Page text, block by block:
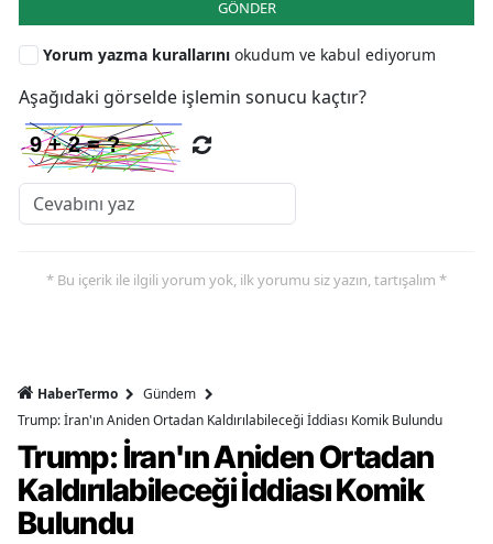
GÖNDER
Yorum yazma kurallarını okudum ve kabul ediyorum
Aşağıdaki görselde işlemin sonucu kaçtır?
* Bu içerik ile ilgili yorum yok, ilk yorumu siz yazın, tartışalım *
HaberTermo
Gündem
Trump: İran'ın Aniden Ortadan Kaldırılabileceği İddiası Komik Bulundu
Trump: İran'ın Aniden Ortadan
Kaldırılabileceği İddiası Komik
Bulundu